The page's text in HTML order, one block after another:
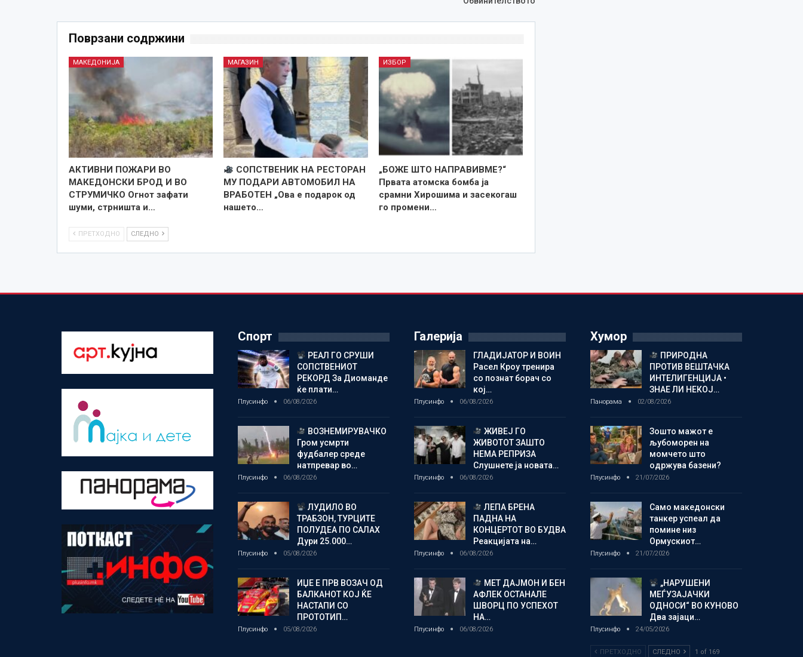
Поврзани содржини
МАКЕДОНИЈА
АКТИВНИ ПОЖАРИ ВО
МАКЕДОНСКИ БРОД И ВО
СТРУМИЧКО Огнот зафати
шуми, стрништа и…
МАГАЗИН
СОПСТВЕНИК НА РЕСТОРАН
МУ ПОДАРИ АВТОМОБИЛ НА
ВРАБОТЕН „Ова е подарок од
нашето…
ИЗБОР
„БОЖЕ ШТО НАПРАВИВМЕ?“
Првата атомска бомба ја
срамни Хирошима и засекогаш
го промени…
ПРЕТХОДНО СЛЕДНО
Спорт
РЕАЛ ГО СРУШИ
СОПСТВЕНИОТ
РЕКОРД За Диоманде
ќе плати…
Плусинфо 06/08/2026
ВОЗНЕМИРУВАЧКО
Гром усмрти
фудбалер среде
натпревар во…
Плусинфо 06/08/2026
ЛУДИЛО ВО
ТРАБЗОН, ТУРЦИТЕ
ПОЛУДЕА ПО САЛАХ
Дури 25.000…
Плусинфо 05/08/2026
ИЏЕ Е ПРВ ВОЗАЧ ОД
БАЛКАНОТ КОЈ ЌЕ
НАСТАПИ СО
ПРОТОТИП…
Плусинфо 05/08/2026
Галерија
ГЛАДИЈАТОР И ВОИН
Расел Кроу тренира
со познат борач со
кој…
Плусинфо 06/08/2026
ЖИВЕЈ ГО
ЖИВОТОТ ЗАШТО
НЕМА РЕПРИЗА
Слушнете ја новата…
Плусинфо 06/08/2026
ЛЕПА БРЕНА
ПАДНА НА
КОНЦЕРТОТ ВО БУДВА
Реакцијата на…
Плусинфо 06/08/2026
МЕТ ДАЈМОН И БЕН
АФЛЕК ОСТАНАЛЕ
ШВОРЦ ПО УСПЕХОТ
НА…
Плусинфо 06/08/2026
Хумор
ПРИРОДНА
ПРОТИВ ВЕШТАЧКА
ИНТЕЛИГЕНЦИЈА •
ЗНАЕ ЛИ НЕКОЈ…
Панорама 02/08/2026
Зошто мажот е
љубоморен на
момчето што
одржува базени?
Плусинфо 21/07/2026
Само македонски
танкер успеал да
помине низ
Ормускиот…
Плусинфо 21/07/2026
„НАРУШЕНИ
МЕЃУЗАЈАЧКИ
ОДНОСИ“ ВО КУНОВО
Два зајаци…
Плусинфо 24/05/2026
ПРЕТХОДНО СЛЕДНО 1 of 169